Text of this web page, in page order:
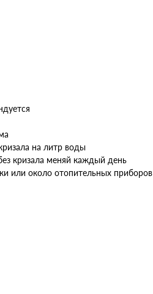
на литр воды
кризала меняй каждый день
или около отопительных приборов